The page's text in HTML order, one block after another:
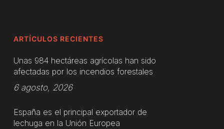
ARTÍCULOS RECIENTES
Unas 984 hectáreas agrícolas han sido
afectadas por los incendios forestales
6 agosto, 2026
España es el principal exportador de
lechuga en la Unión Europea